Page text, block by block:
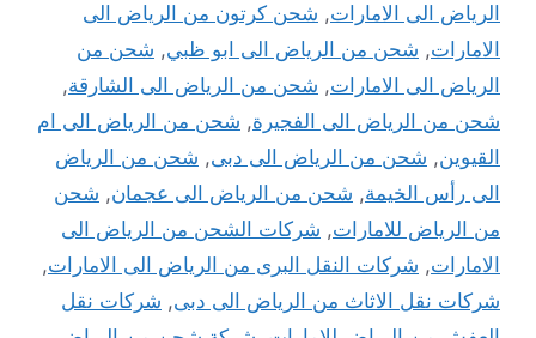
الرياض الى الامارات, شحن كرتون من الرياض الى
الامارات, شحن من الرياض الى ابو ظبي, شحن من
الرياض الى الامارات, شحن من الرياض الى الشارقة,
شحن من الرياض الى الفجيرة, شحن من الرياض الى ام
القيوين, شحن من الرياض الى دبى, شحن من الرياض
الى رأس الخيمة, شحن من الرياض الى عجمان, شحن
من الرياض للامارات, شركات الشحن من الرياض الى
الامارات, شركات النقل البرى من الرياض الى الامارات,
شركات نقل الاثاث من الرياض الى دبى, شركات نقل